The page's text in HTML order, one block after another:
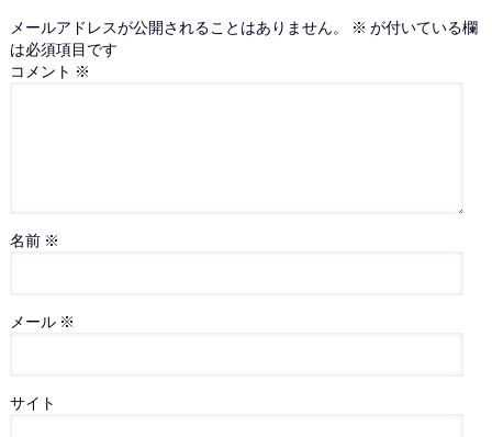
メールアドレスが公開されることはありません。 ※ が付いている欄
は必須項目です
コメント ※
名前 ※
メール ※
サイト